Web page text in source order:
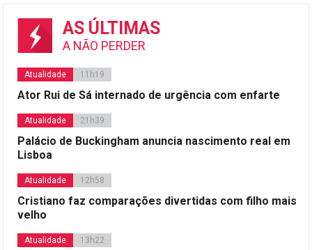
AS ÚLTIMAS
A NÃO PERDER
Atualidade 11h19
Ator Rui de Sá internado de urgência com enfarte
Atualidade 21h39
Palácio de Buckingham anuncia nascimento real em
Lisboa
Atualidade 12h58
Cristiano faz comparações divertidas com filho mais
velho
Atualidade 13h22